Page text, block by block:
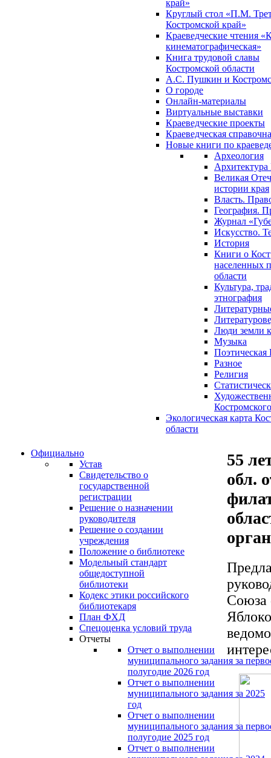
край»
Круглый стол «П.М.
Костромской край»
Краеведческие чтения
кинематографическая»
Книга трудовой славы
Костромской области
А.С. Пушкин и
О городе
Онлайн-материалы
Виртуальные выставки
Краеведческие проекты
Краеведческая
Новые книги по
Археология
Архитектура
Великая
истории края
Власть.
География.
Журнал
Искусство.
История
Книги о
населенных
области
Культура,
этнография
Люди земли
Музыка
Поэтическая
Разное
Религия
Экологическая карта
области
Официально
Устав
Свидетельство о
государственной
регистрации
Решение о назначении
руководителя
Решение о создании
учреждения
Положение о библиотеке
Модельный стандарт
общедоступной
библиотеки
Кодекс этики российского
библиотекаря
План ФХД
Спецоценка условий труда
Отчеты
Отчет о выполнении
муниципального задания за
полугодие 2026 год
Отчет о выполнении
муниципального задания за 2025
год
Отчет о выполнении
муниципального задания за
полугодие 2025 год
Отчет о выполнении
55
обл.
Союза